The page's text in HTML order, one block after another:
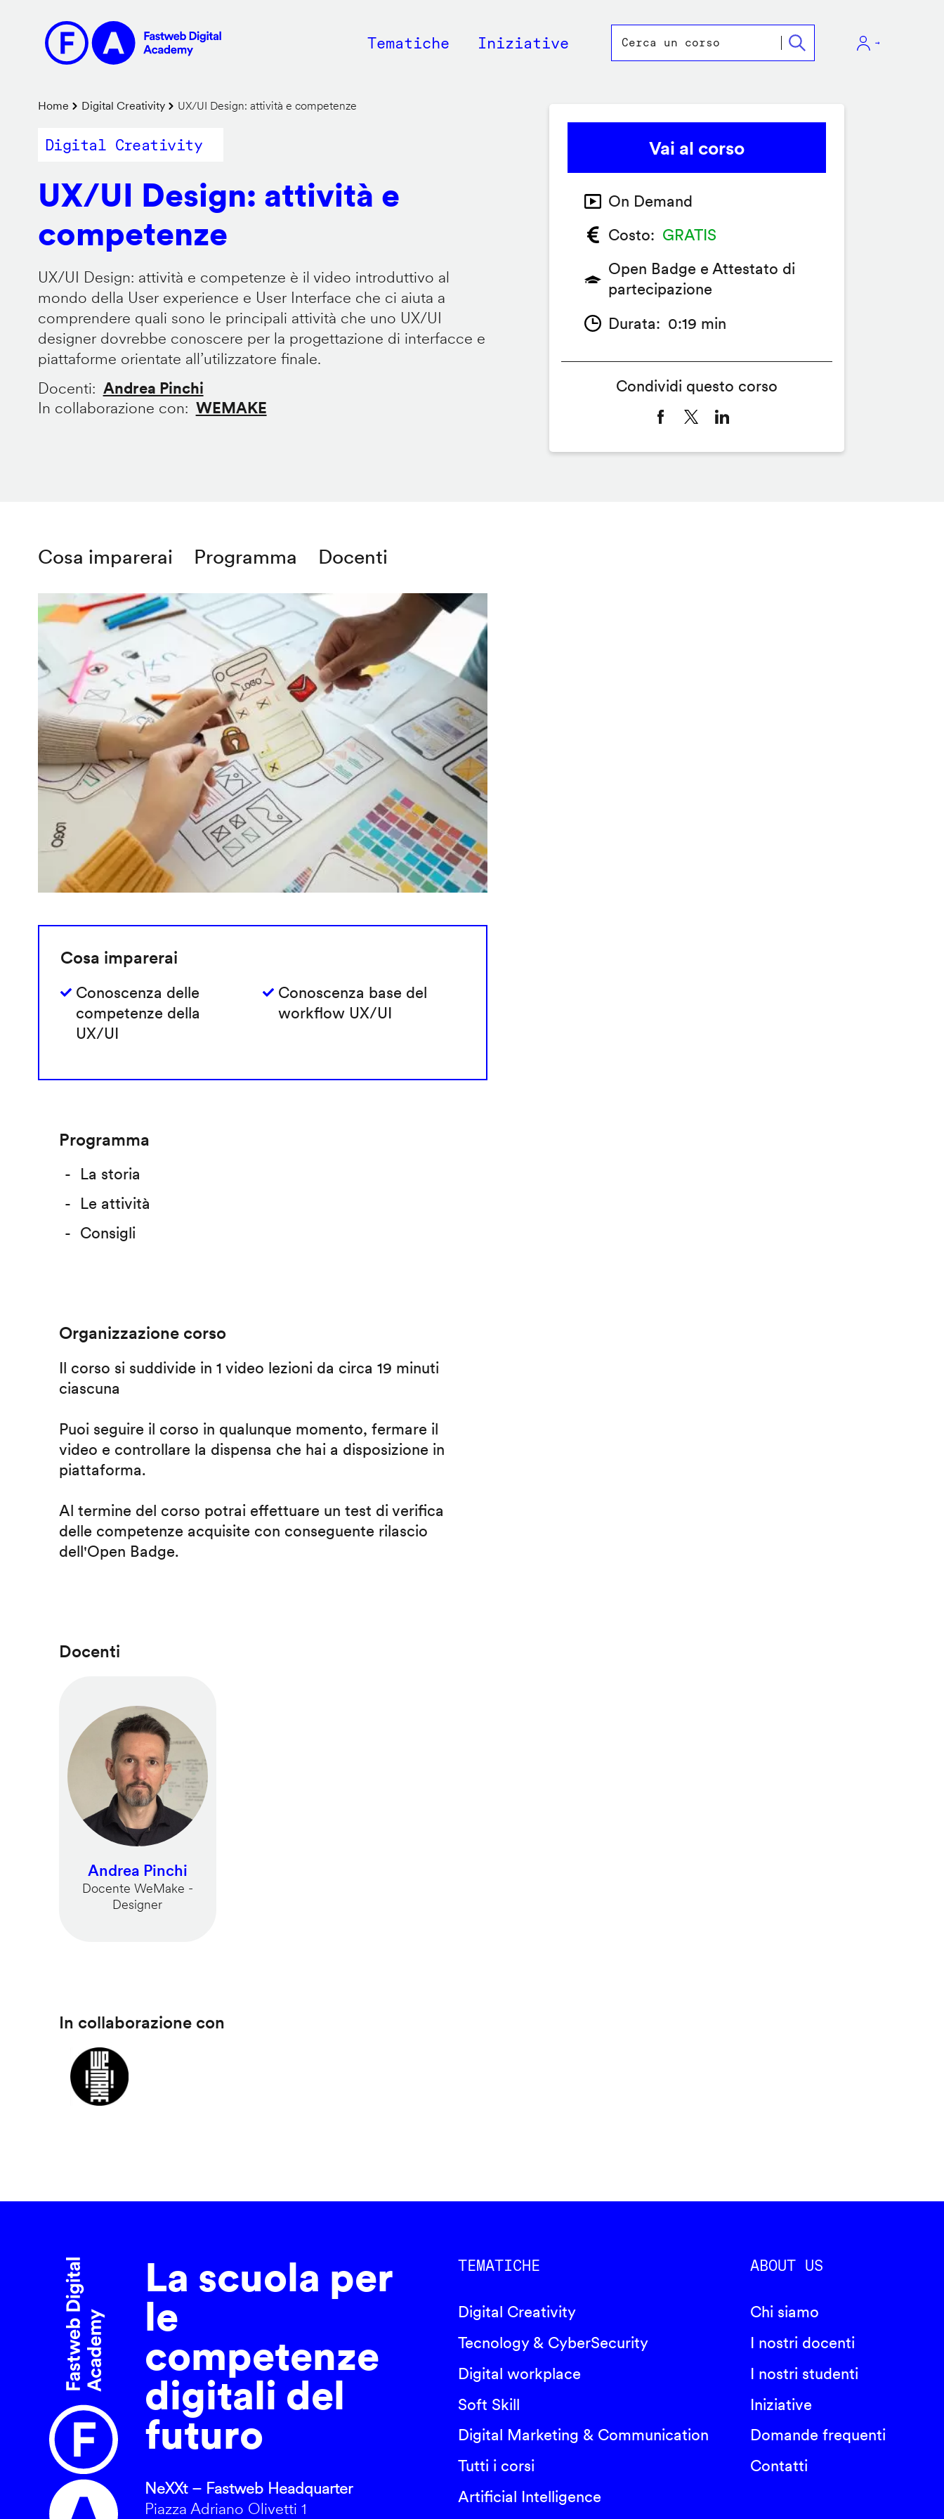
contenuto
principale
Main
Tematiche Iniziative
Briciole
di
Home Digital Creativity UX/UI Design: attività e competenze
Digital Creativity
UX/UI Design: attività e
competenze
UX/UI Design: attività e competenze è il video introduttivo al
mondo della User experience e User Interface che ci aiuta a
comprendere quali sono le principali attività che uno UX/UI
designer dovrebbe conoscere per la progettazione di interfacce e
piattaforme orientate all’utilizzatore finale.
Docenti
Andrea Pinchi
In collaborazione con
WEMAKE
Cosa imparerai Programma Docenti
Cosa imparerai
Conoscenza delle
competenze della
UX/UI
Conoscenza base del
workflow UX/UI
Programma
La storia
Le attività
Consigli
Organizzazione corso
Il corso si suddivide in 1 video lezioni da circa 19 minuti
ciascuna
Puoi seguire il corso in qualunque momento, fermare il
video e controllare la dispensa che hai a disposizione in
piattaforma.
Al termine del corso potrai effettuare un test di verifica
delle competenze acquisite con conseguente rilascio
dell'Open Badge.
Docenti
Andrea Pinchi
Docente WeMake -
Designer
In collaborazione con
Vai al corso
On Demand
Costo
GRATIS
Open Badge e Attestato di
partecipazione
Durata
0:19 min
Condividi questo corso
La scuola per
le
competenze
digitali del
futuro
NeXXt – Fastweb Headquarter
Piazza Adriano Olivetti 1
TEMATICHE
Digital Creativity
Tecnology & CyberSecurity
Digital workplace
Soft Skill
Digital Marketing & Communication
Tutti i corsi
Artificial Intelligence
ABOUT US
Chi siamo
I nostri docenti
I nostri studenti
Iniziative
Domande frequenti
Contatti